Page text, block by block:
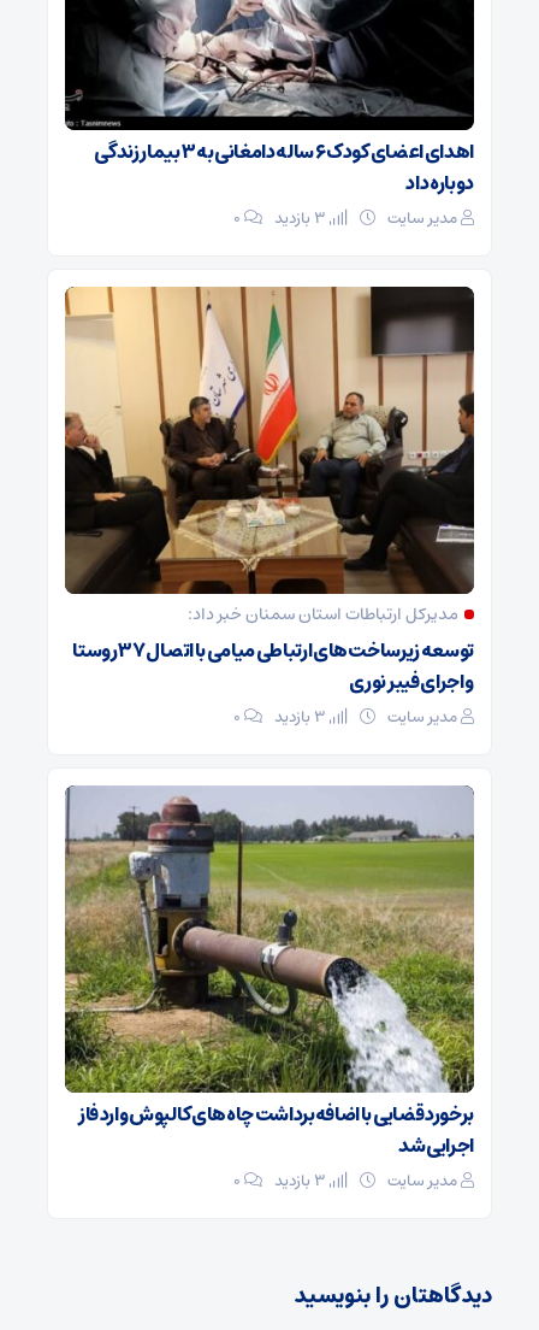
اهدای اعضای کودک ۶ ساله دامغانی به ۳ بیمار زندگی
دوباره داد
مدیر سایت ۰
مدیرکل ارتباطات استان سمنان خبر داد:
توسعه زیرساخت‌های ارتباطی میامی با اتصال ۳۷ روستا
و اجرای فیبر نوری
مدیر سایت ۰
برخورد قضایی با اضافه‌برداشت چاه‌های کالپوش وارد فاز
اجرایی شد
مدیر سایت ۰
دیدگاهتان را بنویسید